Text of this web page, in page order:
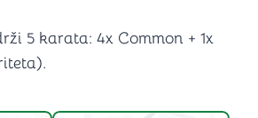
5 karata: 4x Common + 1x